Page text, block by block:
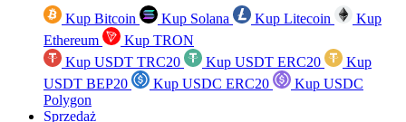
Kup Bitcoin Kup Solana Kup Litecoin
Kup
Ethereum
Kup TRON
Kup USDT TRC20
Kup USDT ERC20
Kup
USDT BEP20
Kup USDC ERC20
Kup USDC
Polygon
Sprzedaż